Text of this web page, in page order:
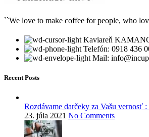
``We love to make coffee for people, who
Kaviareň
Telefón: 0918 436
Mail:
Recent Posts
Rozdávame darčeky za Vašu vernosť :
23. júla 2021 No Comments